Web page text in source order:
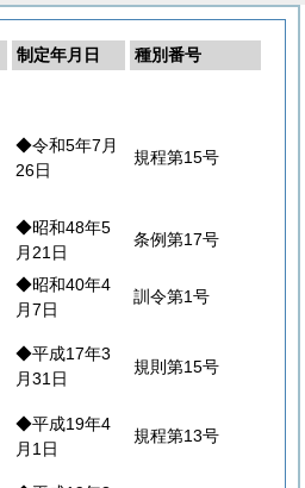
制定年月日
種別番号
◆令和5年7月
26日
規程第15号
◆昭和48年5
月21日
条例第17号
◆昭和40年4
月7日
訓令第1号
◆平成17年3
月31日
規則第15号
◆平成19年4
月1日
規程第13号